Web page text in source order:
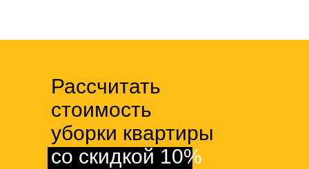
Рассчитать
стоимость
уборки квартиры
со скидкой 10%